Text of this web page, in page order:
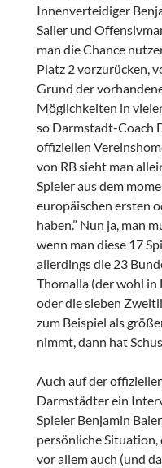
Innenverteidiger
Sailer und
man die Chance
Platz 2 vorzurücken,
Grund der
Möglichkeiten in
so Darmstadt-Coach
offiziellen
von RB sieht man
Spieler aus dem
europäischen ersten
haben.” Nun ja, man
wenn man diese 17
allerdings die 23
Thomalla (der wohl
oder die sieben
zum Beispiel als
nimmt, dann hat
Auch auf der
Darmstädter ein
Spieler Benjamin
persönliche Situation,
vor allem auch (und